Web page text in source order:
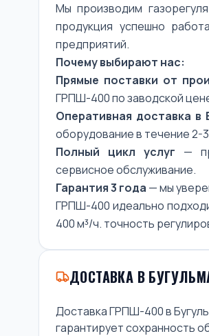
Мы производим
продукция успешно
предприятий.
Почему выбирают нас:
Прямые поставки от
ГРПШ-400 по заводской
Оперативная доставка в
оборудование в течение 2-
Полный цикл услуг —
сервисное обслуживание.
Гарантия 3 года — мы
ГРПШ-400 идеально
400 м³/ч. точность
ДОСТАВКА В
Доставка ГРПШ-400 в
гарантирует сохранность